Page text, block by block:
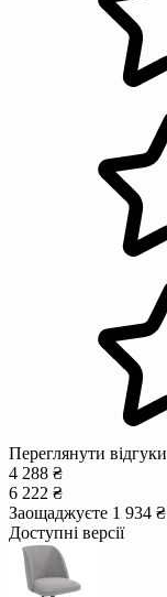
Переглянути відгуки
4 288 ₴
6 222 ₴
Заощаджуєте 1 934 ₴
Доступні версії